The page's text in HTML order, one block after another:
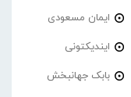
ایمان مسعودی
ایندیکتونی
بابک جهانبخش